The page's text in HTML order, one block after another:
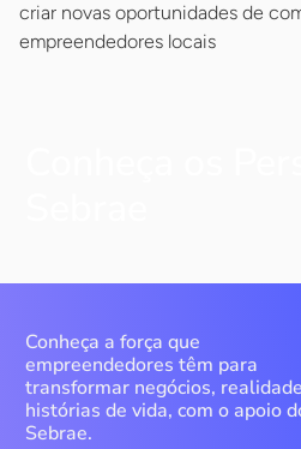
criar novas oportunidades de
empreendedores locais
Conheça a força que
empreendedores têm para
transformar negócios,
histórias de vida, com o apoio
Sebrae.